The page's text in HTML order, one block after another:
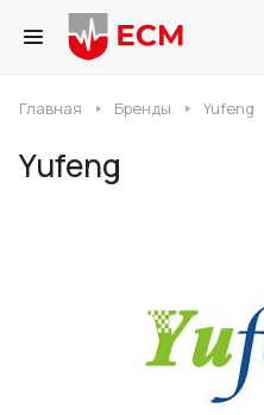
Главная Бренды Yufeng
Yufeng